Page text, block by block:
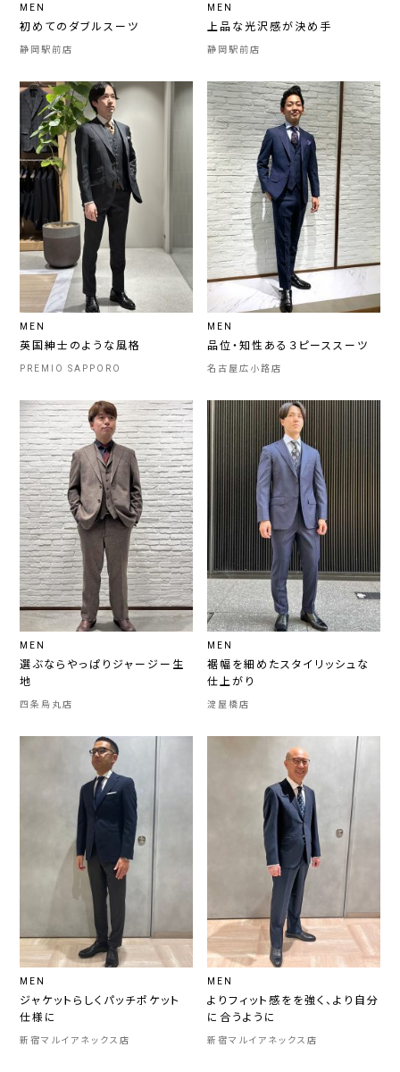
MEN
初めてのダブルスーツ
静岡駅前店
MEN
上品な光沢感が決め手
静岡駅前店
MEN
英国紳士のような風格
PREMIO SAPPORO
MEN
品位・知性ある３ピーススーツ
名古屋広小路店
MEN
選ぶならやっぱりジャージー生
地
四条烏丸店
MEN
裾幅を細めたスタイリッシュな
仕上がり
淀屋橋店
MEN
ジャケットらしくパッチポケット
仕様に
新宿マルイアネックス店
MEN
よりフィット感をを強く、より自分
に合うように
新宿マルイアネックス店